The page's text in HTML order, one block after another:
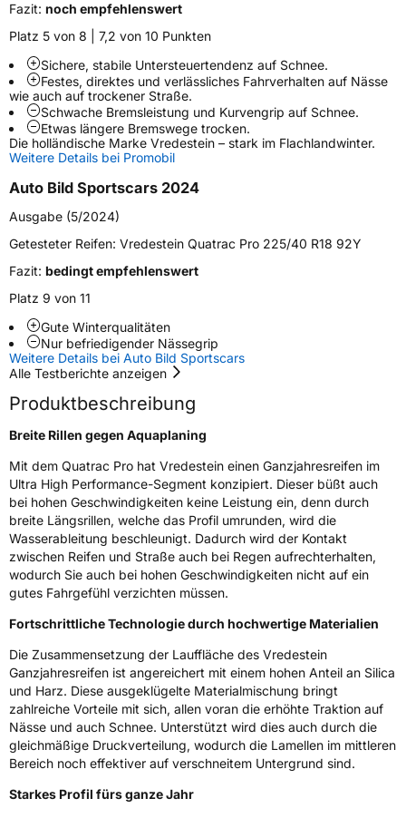
Weitere Eigenschaften
Schlauchtyp TL
ZustandNeureifen
M+SJa
EffizienzC
Rollgeräusch (Klasse)B
Rollgeräusch (dB)73
3PMSF / Schneeflockensymbol / Alpine-SymbolJa
EisgripNein
EPREL ID615307
Allgemeine Produktsicherheit (GPSR)
370 7547 RD Enschede Niederlande,
Fazit: noch empfehlenswert
Platz 5 von 8 | 7,2 von 10 Punkten
Sichere, stabile Untersteuertendenz auf Schnee.
Festes, direktes und verlässliches Fahrverhalten auf Nässe
wie auch auf trockener Straße.
Schwache Bremsleistung und Kurvengrip auf Schnee.
Etwas längere Bremswege trocken.
Die holländische Marke Vredestein – stark im Flachlandwinter.
Weitere Details bei Promobil
Auto Bild Sportscars 2024
Ausgabe (5/2024)
Getesteter Reifen: Vredestein Quatrac Pro 225/40 R18 92Y
Fazit: bedingt empfehlenswert
Platz 9 von 11
Gute Winterqualitäten
Nur befriedigender Nässegrip
Weitere Details bei Auto Bild Sportscars
Alle Testberichte anzeigen
Produktbeschreibung
Breite Rillen gegen Aquaplaning
Mit dem Quatrac Pro hat Vredestein einen Ganzjahresreifen im
Ultra High Performance-Segment konzipiert. Dieser büßt auch
bei hohen Geschwindigkeiten keine Leistung ein, denn durch
breite Längsrillen, welche das Profil umrunden, wird die
Wasserableitung beschleunigt. Dadurch wird der Kontakt
zwischen Reifen und Straße auch bei Regen aufrechterhalten,
wodurch Sie auch bei hohen Geschwindigkeiten nicht auf ein
gutes Fahrgefühl verzichten müssen.
Fortschrittliche Technologie durch hochwertige Materialien
Die Zusammensetzung der Lauffläche des Vredestein
Ganzjahresreifen ist angereichert mit einem hohen Anteil an Silica
und Harz. Diese ausgeklügelte Materialmischung bringt
zahlreiche Vorteile mit sich, allen voran die erhöhte Traktion auf
Nässe und auch Schnee. Unterstützt wird dies auch durch die
gleichmäßige Druckverteilung, wodurch die Lamellen im mittleren
Bereich noch effektiver auf verschneitem Untergrund sind.
Starkes Profil fürs ganze Jahr